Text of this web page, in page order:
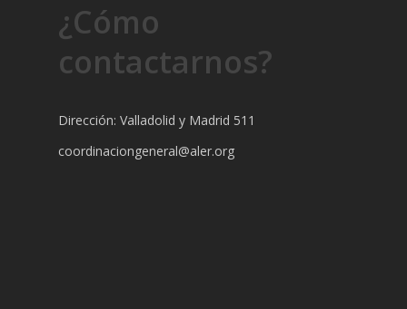
¿Cómo
contactarnos?
Dirección: Valladolid y Madrid 511
coordinaciongeneral@aler.org